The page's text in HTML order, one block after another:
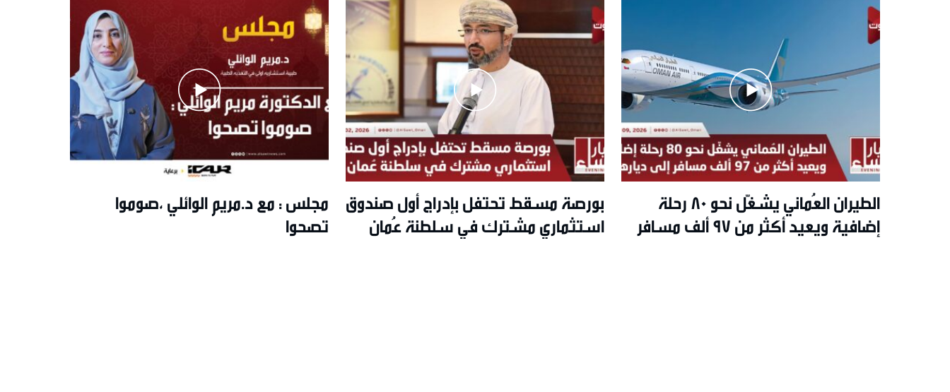
الطيران العُماني يشغّل نحو 80 رحلة
إضافية ويعيد أكثر من 97 ألف مسافر
بورصة مسقط تحتفل بإدراج أول صندوق
استثماري مشترك في سلطنة عُمان
مجلس : مع د.مريم الوائلي ،صوموا
تصحوا